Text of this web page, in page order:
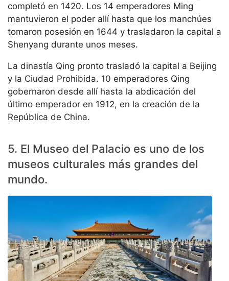
completó en 1420. Los 14 emperadores Ming
mantuvieron el poder allí hasta que los manchúes
tomaron posesión en 1644 y trasladaron la capital a
Shenyang durante unos meses.
La dinastía Qing pronto trasladó la capital a Beijing
y la Ciudad Prohibida. 10 emperadores Qing
gobernaron desde allí hasta la abdicación del
último emperador en 1912, en la creación de la
República de China.
5. El Museo del Palacio es uno de los
museos culturales más grandes del
mundo.